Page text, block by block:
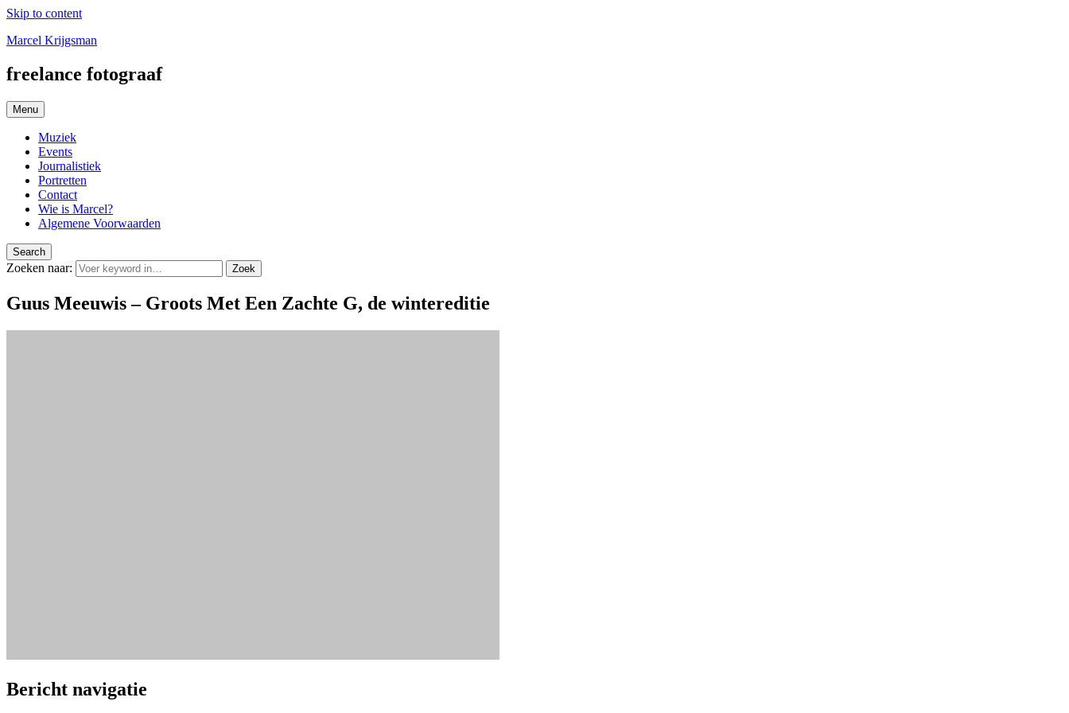
Skip to content
Marcel Krijgsman
freelance fotograaf
Menu
Muziek
Events
Journalistiek
Portretten
Contact
Wie is Marcel?
Algemene Voorwaarden
Search
Zoeken naar: Zoek
Guus Meeuwis – Groots Met Een Zachte G, de wintereditie
Bericht navigatie